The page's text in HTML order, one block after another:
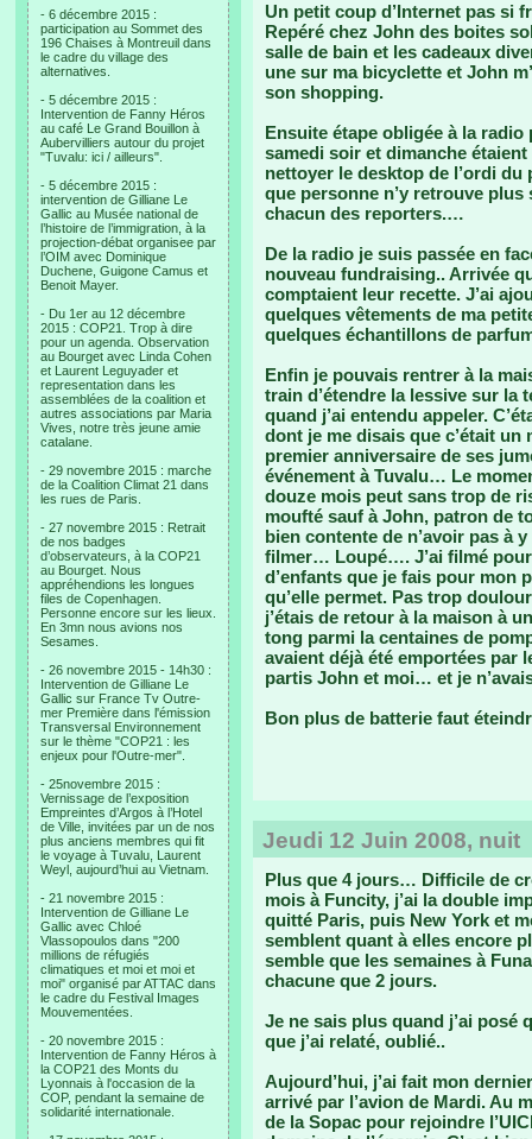
- 6 décembre 2015 :
participation au Sommet des
196 Chaises à Montreuil dans
le cadre du village des
alternatives.
- 5 décembre 2015 :
Intervention de Fanny Héros
au café Le Grand Bouillon à
Aubervilliers autour du projet
"Tuvalu: ici / ailleurs".
- 5 décembre 2015 :
intervention de Gilliane Le
Gallic au Musée national de
l’histoire de l’immigration, à la
projection-débat organisee par
l’OIM avec Dominique
Duchene, Guigone Camus et
Benoit Mayer.
- Du 1er au 12 décembre
2015 : COP21. Trop à dire
pour un agenda. Observation
au Bourget avec Linda Cohen
et Laurent Leguyader et
representation dans les
assemblées de la coalition et
autres associations par Maria
Vives, notre très jeune amie
catalane.
- 29 novembre 2015 : marche
de la Coalition Climat 21 dans
les rues de Paris.
- 27 novembre 2015 : Retrait
de nos badges
d’observateurs, à la COP21
au Bourget. Nous
appréhendions les longues
files de Copenhagen.
Personne encore sur les lieux.
En 3mn nous avions nos
Sesames.
- 26 novembre 2015 - 14h30 :
Intervention de Gilliane Le
Gallic sur France Tv Outre-
mer Première dans l'émission
Transversal Environnement
sur le thème "COP21 : les
enjeux pour l'Outre-mer".
- 25novembre 2015 :
Vernissage de l’exposition
Empreintes d’Argos à l’Hotel
de Ville, invitées par un de nos
plus anciens membres qui fit
le voyage à Tuvalu, Laurent
Weyl, aujourd’hui au Vietnam.
- 21 novembre 2015 :
Intervention de Gilliane Le
Gallic avec Chloé
Vlassopoulos dans "200
millions de réfugiés
climatiques et moi et moi et
moi" organisé par ATTAC dans
le cadre du Festival Images
Mouvementées.
- 20 novembre 2015 :
Intervention de Fanny Héros à
la COP21 des Monts du
Lyonnais à l'occasion de la
COP, pendant la semaine de
solidarité internationale.
Un petit coup d’Internet pas si
Repéré chez John des boites
salle de bain et les cadeaux
une sur ma bicyclette et John
son shopping.
Ensuite étape obligée à la
samedi soir et dimanche
nettoyer le desktop de l’ordi
que personne n’y retrouve
chacun des reporters.…
De la radio je suis passée en
nouveau fundraising.. Arrivée
comptaient leur recette. J’ai
quelques vêtements de ma
quelques échantillons de
Enfin je pouvais rentrer à la
train d’étendre la lessive sur
quand j’ai entendu appeler.
dont je me disais que c’était un
premier anniversaire de ses
événement à Tuvalu… Le
douze mois peut sans trop de
moufté sauf à John, patron de
bien contente de n’avoir pas à
filmer… Loupé…. J’ai filmé
d’enfants que je fais pour mon
qu’elle permet. Pas trop
j’étais de retour à la maison à
tong parmi la centaines de
avaient déjà été emportées par
partis John et moi… et je
Bon plus de batterie faut
Jeudi 12 Juin 2008, nuit
Plus que 4 jours… Difficile de
mois à Funcity, j’ai la double
quitté Paris, puis New York et
semblent quant à elles encore
semble que les semaines à
chacune que 2 jours.
Je ne sais plus quand j’ai
que j’ai relaté, oublié..
Aujourd’hui, j’ai fait mon
arrivé par l’avion de Mardi. Au
de la Sopac pour rejoindre